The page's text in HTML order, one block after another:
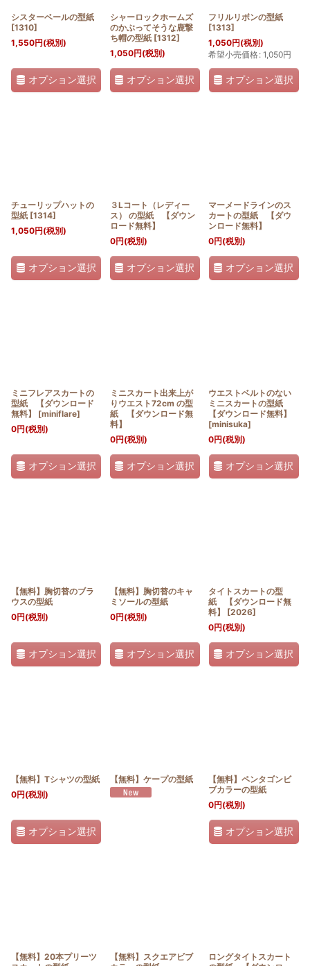
シスターベールの型紙
[1310]
1,550円(税別)
オプション選択
シャーロックホームズ
のかぶってそうな鹿撃
ち帽の型紙 [1312]
1,050円(税別)
オプション選択
フリルリボンの型紙
[1313]
1,050円(税別)
希望小売価格: 1,050円
オプション選択
チューリップハットの
型紙 [1314]
1,050円(税別)
オプション選択
３Lコート（レディー
ス） の型紙 【ダウン
ロード無料】
0円(税別)
オプション選択
マーメードラインのス
カートの型紙 【ダウ
ンロード無料】
0円(税別)
オプション選択
ミニフレアスカートの
型紙 【ダウンロード
無料】
[miniflare]
0円(税別)
オプション選択
ミニスカート出来上が
りウエスト72cm の型
紙 【ダウンロード無
料】
0円(税別)
オプション選択
ウエストベルトのない
ミニスカートの型紙
【ダウンロード無料】
[minisuka]
0円(税別)
オプション選択
【無料】胸切替のブラ
ウスの型紙
0円(税別)
オプション選択
【無料】胸切替のキャ
ミソールの型紙
0円(税別)
オプション選択
タイトスカートの型
紙 【ダウンロード無
料】
[2026]
0円(税別)
オプション選択
【無料】Tシャツの型紙
0円(税別)
オプション選択
【無料】ケープの型紙
【無料】ペンタゴンビ
ブカラーの型紙
0円(税別)
オプション選択
【無料】20本プリーツ
【無料】スクエアビブ
ロングタイトスカート